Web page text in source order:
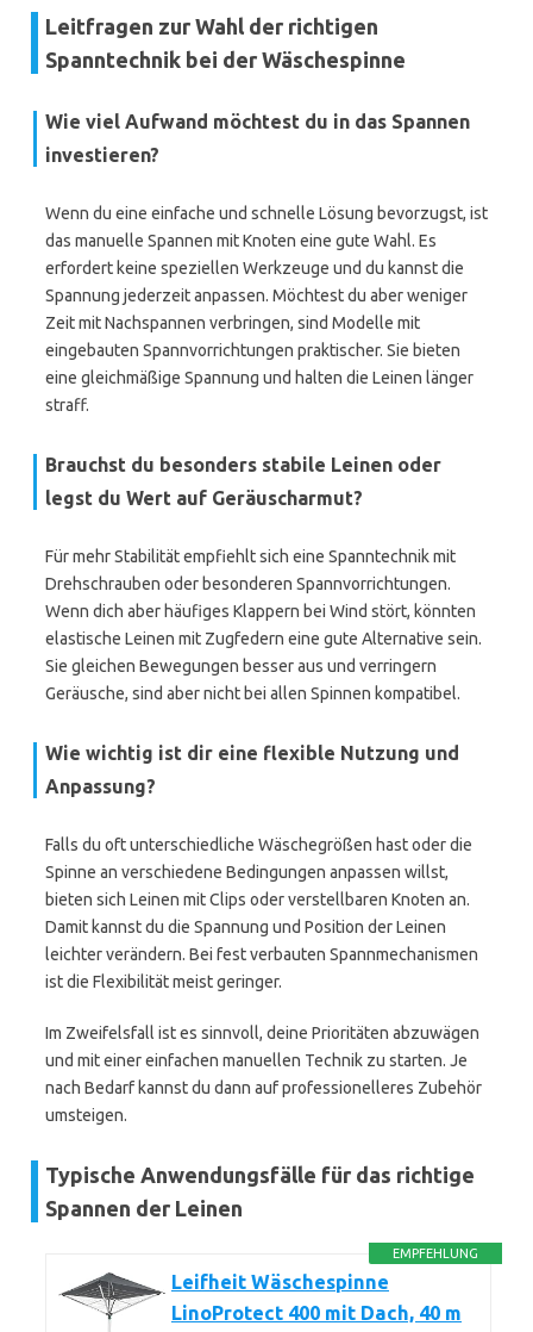
Leitfragen zur Wahl der richtigen
Spanntechnik bei der Wäschespinne
Wie viel Aufwand möchtest du in das Spannen
investieren?
Wenn du eine einfache und schnelle Lösung bevorzugst, ist
das manuelle Spannen mit Knoten eine gute Wahl. Es
erfordert keine speziellen Werkzeuge und du kannst die
Spannung jederzeit anpassen. Möchtest du aber weniger
Zeit mit Nachspannen verbringen, sind Modelle mit
eingebauten Spannvorrichtungen praktischer. Sie bieten
eine gleichmäßige Spannung und halten die Leinen länger
straff.
Brauchst du besonders stabile Leinen oder
legst du Wert auf Geräuscharmut?
Für mehr Stabilität empfiehlt sich eine Spanntechnik mit
Drehschrauben oder besonderen Spannvorrichtungen.
Wenn dich aber häufiges Klappern bei Wind stört, könnten
elastische Leinen mit Zugfedern eine gute Alternative sein.
Sie gleichen Bewegungen besser aus und verringern
Geräusche, sind aber nicht bei allen Spinnen kompatibel.
Wie wichtig ist dir eine flexible Nutzung und
Anpassung?
Falls du oft unterschiedliche Wäschegrößen hast oder die
Spinne an verschiedene Bedingungen anpassen willst,
bieten sich Leinen mit Clips oder verstellbaren Knoten an.
Damit kannst du die Spannung und Position der Leinen
leichter verändern. Bei fest verbauten Spannmechanismen
ist die Flexibilität meist geringer.
Im Zweifelsfall ist es sinnvoll, deine Prioritäten abzuwägen
und mit einer einfachen manuellen Technik zu starten. Je
nach Bedarf kannst du dann auf professionelleres Zubehör
umsteigen.
Typische Anwendungsfälle für das richtige
Spannen der Leinen
EMPFEHLUNG
Leifheit Wäschespinne
LinoProtect 400 mit Dach, 40 m